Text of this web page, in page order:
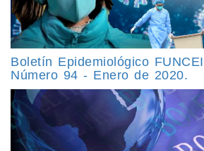
Boletín Epidemiológico
Número 94 - Enero de 2020.